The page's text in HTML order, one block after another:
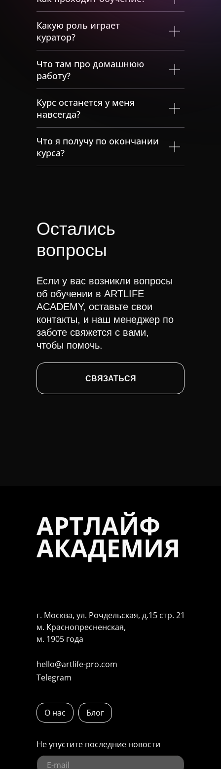
Какую роль играет
куратор?
Что там про домашнюю
работу?
Курс останется у меня
навсегда?
Что я получу по окончании
курса?
Остались
вопросы
Если у вас возникли вопросы
об обучении в ARTLIFE
ACADEMY, оставьте свои
контакты, и наш менеджер по
заботе свяжется с вами,
чтобы помочь.
СВЯЗАТЬСЯ
АРТЛАЙФ
АКАДЕМИЯ
г. Москва, ул. Рочдельская, д.15 стр. 21
м. Краснопресненская,
м. 1905 года
hello@artlife-pro.com
Telegram
Не упустите последние новости
О нас Блог